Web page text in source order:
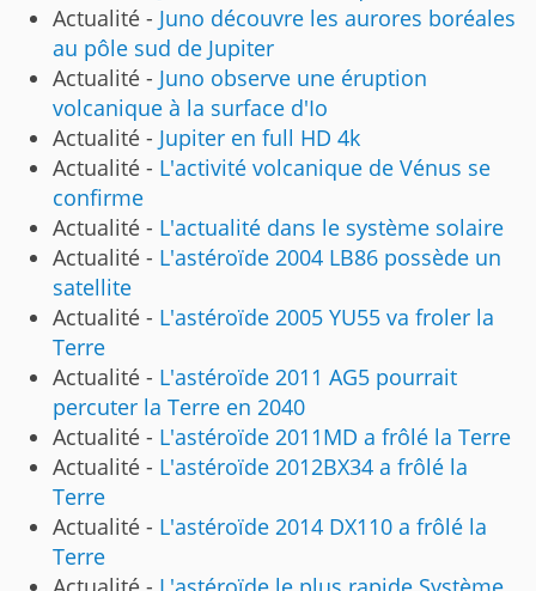
Actualité - Juno découvre les aurores boréales
au pôle sud de Jupiter
Actualité - Juno observe une éruption
volcanique à la surface d'Io
Actualité - Jupiter en full HD 4k
Actualité - L'activité volcanique de Vénus se
confirme
Actualité - L'actualité dans le système solaire
Actualité - L'astéroïde 2004 LB86 possède un
satellite
Actualité - L'astéroïde 2005 YU55 va froler la
Terre
Actualité - L'astéroïde 2011 AG5 pourrait
percuter la Terre en 2040
Actualité - L'astéroïde 2011MD a frôlé la Terre
Actualité - L'astéroïde 2012BX34 a frôlé la
Terre
Actualité - L'astéroïde 2014 DX110 a frôlé la
Terre